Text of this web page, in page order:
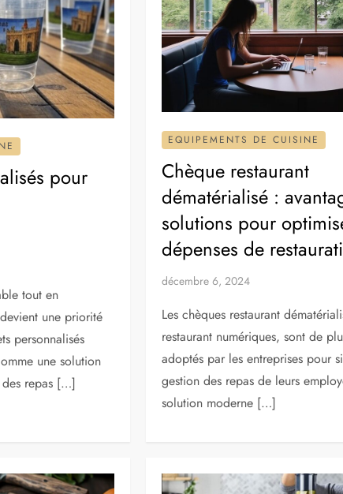
pour
tout en
une priorité
personnalisés
une solution
des repas […]
EQUIPEMENTS DE CUISINE
Chèque restaurant
dématérialisé :
solutions pour
dépenses de
décembre 6, 2024
Les chèques restaurant
restaurant numériques, sont de
adoptés par les entreprises pour
gestion des repas de leurs
solution moderne […]